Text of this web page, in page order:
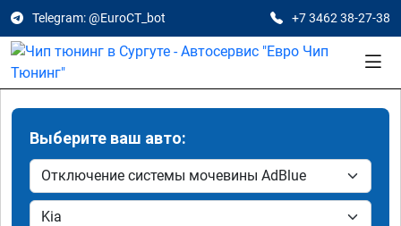
Telegram: @EuroCT_bot +7 3462 38-27-38
Выберите ваш авто: